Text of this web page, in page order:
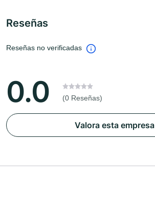
Reseñas
Reseñas no verificadas
0.0 (0 Reseñas)
Valora esta empresa